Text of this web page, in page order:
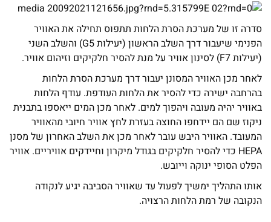
סדרה זו של מערכת הסרת הלחות תתפוס תחילה את האוויר
הפנימי שיעבור דרך השלב הראשון (יעילות G5) והשלב השני
(יעילות F7) לסינון אוויר על מנת להסיר חלקיקים וזיהום אוויר.
לאחר מכן האוויר המסונן יעבור דרך מערכת הסרת הלחות
בהרחבה ישירה כדי להסיר את הלחות העודפת. עודף הלחות
באוויר יהיה מעובה ויהפוך למים. לאחר מכן המים ייאספו בתבנית
ניקוז שם הם יידחפו החוצה בעזרת לחץ אוויר חיובי מהאוויר
המעובד. האוויר היבש עובר לאחר מכן את השלב האחרון של מסנן
HEPA כדי להסיר חלקיקים בגודל מיקרון וחיידקים אוויריים. אוויר
הפלט הסופי ינוקה וייובש.
אותו התהליך ימשיך לפעול עד שאוויר הסביבה יגיע לנקודה
הנקובה של רמת הלחות הרצויה.